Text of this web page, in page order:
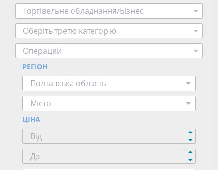
Торгівельне обладнання/Бізнес
Оберіть третю категорію
Операции
РЕГІОН
Полтавська область
Місто
ЦІНА